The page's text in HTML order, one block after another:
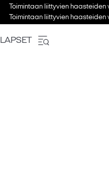
Toimintaan liittyvien
Toimintaan liittyvien
LAPSET